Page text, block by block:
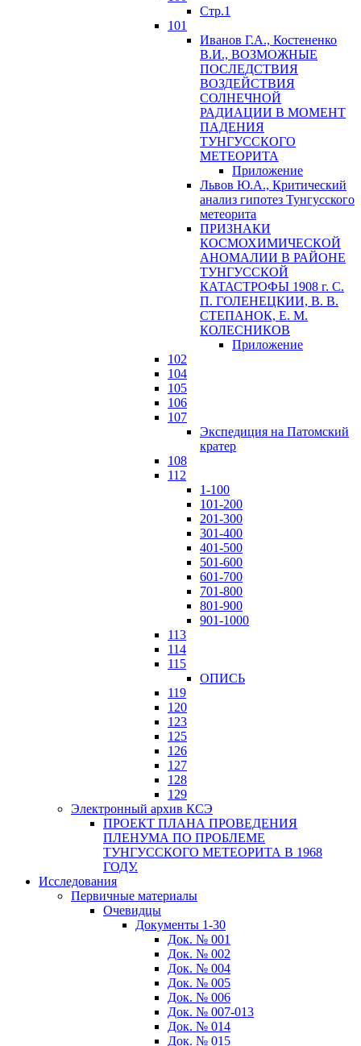
Стр.1
101
Иванов Г.А., Костененко
В.И., ВОЗМОЖНЫЕ
ПОСЛЕДСТВИЯ
ВОЗДЕЙСТВИЯ
СОЛНЕЧНОЙ
РАДИАЦИИ В МОМЕНТ
ПАДЕНИЯ
ТУНГУССКОГО
MЕТЕОРИТА
Приложение
Львов Ю.A., Критический
анализ гипотез Тунгусского
метеорита
ПРИЗНАКИ
КОСМОХИМИЧЕСКОЙ
АНОМАЛИИ В РАЙОНЕ
ТУНГУССКОЙ
КАТАСТРОФЫ 1908 г. С.
П. ГОЛЕНЕЦКИИ, В. В.
СТЕПАНОК, Е. М.
КОЛЕСНИКОВ
Приложение
102
104
105
106
107
Экспедиция на Патомский
кратер
108
112
1-100
101-200
201-300
301-400
401-500
501-600
601-700
701-800
801-900
901-1000
113
114
115
ОПИСЬ
119
120
123
125
126
127
128
129
Электронный архив КСЭ
ПРОЕКТ ПЛАНА ПРОВЕДЕНИЯ
ПЛЕНУМА ПО ПРОБЛЕМЕ
ТУНГУССКОГО МЕТЕОРИТА В 1968
ГОДУ.
Исследования
Первичные материалы
Очевидцы
Документы 1-30
Док. № 001
Док. № 002
Док. № 004
Док. № 005
Док. № 006
Док. № 007-013
Док. № 014
Док. № 015